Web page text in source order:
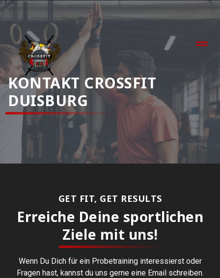
KONTAKT CROSSFIT
DUISBURG
GET FIT, GET RESULTS
Erreiche Deine sportlichen
Ziele mit uns!
Wenn Du Dich für ein Probetraining interessierst oder
Fragen hast, kannst du uns gerne eine Email schreiben.